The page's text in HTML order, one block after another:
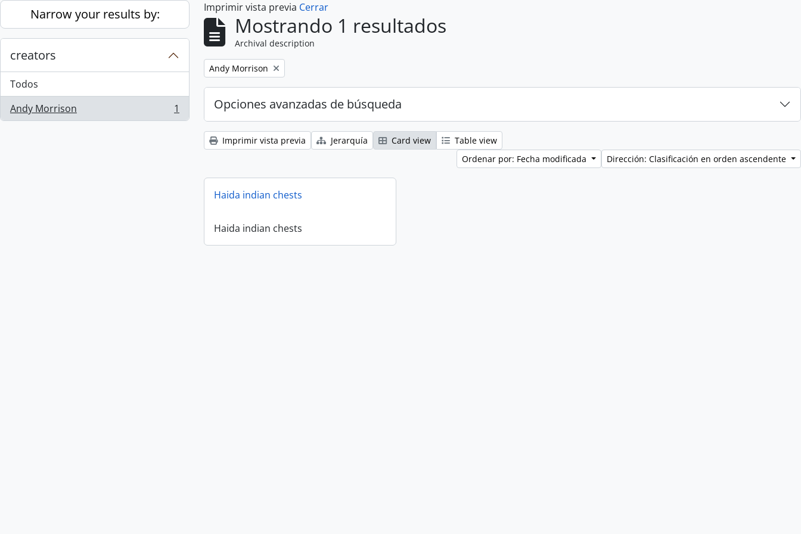
Skip to main content
Narrow your results by:
creators
Todos
Andy Morrison
, 1 resultados 1
Imprimir vista previa Cerrar
Mostrando 1 resultados
Archival description
Remove filter:
Andy Morrison
Opciones avanzadas de búsqueda
Imprimir vista previa Jerarquía Card view
Table view
Ordenar por: Fecha modificada
Dirección: Clasificación en orden ascendente
Haida indian chests
Haida indian chests